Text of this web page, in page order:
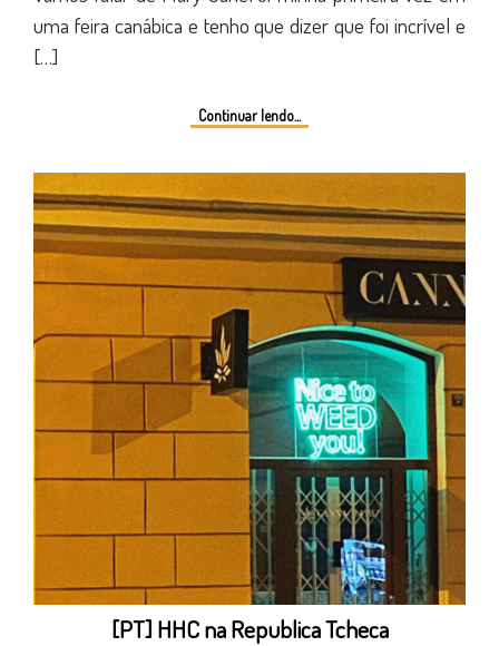
uma feira canábica e tenho que dizer que foi incrível e
[…]
Continuar lendo...
[PT] HHC na Republica Tcheca